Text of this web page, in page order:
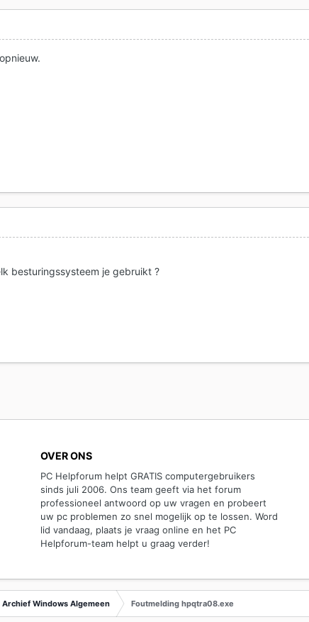
besturingssysteem je gebruikt ?
OVER ONS
PC Helpforum helpt GRATIS computergebruikers
sinds juli 2006. Ons team geeft via het forum
professioneel antwoord op uw vragen en probeert
uw pc problemen zo snel mogelijk op te lossen. Word
lid vandaag, plaats je vraag online en het PC
Helpforum-team helpt u graag verder!
Archief Windows Algemeen Foutmelding hpqtra08.exe